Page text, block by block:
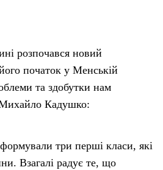
розпочався новий
початок у Менській
та здобутки нам
Михайло Кадушко:
три перші класи, які
Взагалі радує те, що